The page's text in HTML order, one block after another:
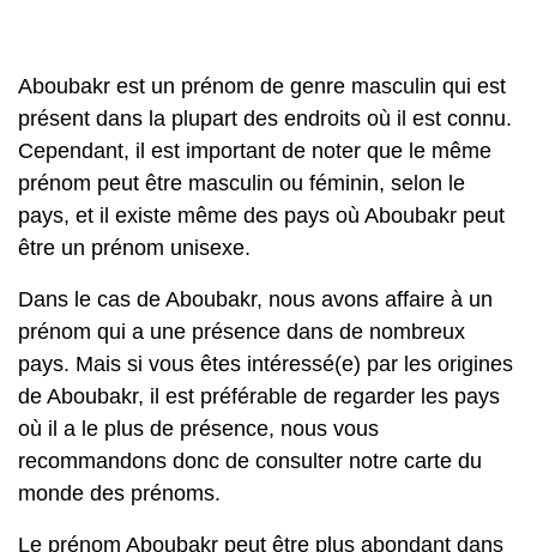
Aboubakr est un prénom de genre masculin qui est
présent dans la plupart des endroits où il est connu.
Cependant, il est important de noter que le même
prénom peut être masculin ou féminin, selon le
pays, et il existe même des pays où Aboubakr peut
être un prénom unisexe.
Dans le cas de Aboubakr, nous avons affaire à un
prénom qui a une présence dans de nombreux
pays. Mais si vous êtes intéressé(e) par les origines
de Aboubakr, il est préférable de regarder les pays
où il a le plus de présence, nous vous
recommandons donc de consulter notre carte du
monde des prénoms.
Le prénom Aboubakr peut être plus abondant dans